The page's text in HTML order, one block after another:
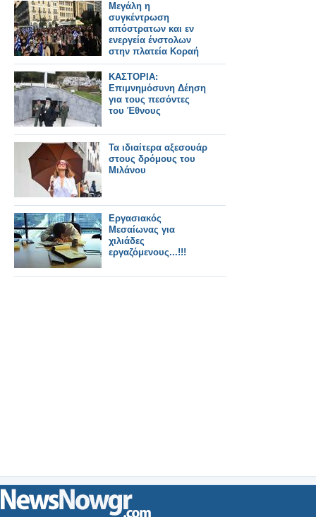
Μεγάλη η
συγκέντρωση
απόστρατων και εν
ενεργεία ένστολων
στην πλατεία Κοραή
ΚΑΣΤΟΡΙΑ:
Επιμνημόσυνη Δέηση
για τους πεσόντες
του Έθνους
Τα ιδιαίτερα αξεσουάρ
στους δρόμους του
Μιλάνου
Εργασιακός
Μεσαίωνας για
χιλιάδες
εργαζόμενους...!!!